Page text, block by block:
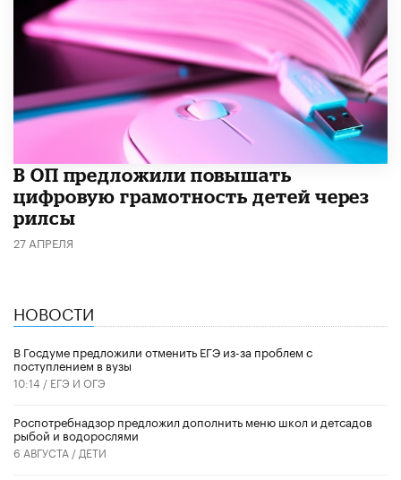
В ОП предложили повышать
цифровую грамотность детей через
рилсы
27 АПРЕЛЯ
НОВОСТИ
В Госдуме предложили отменить ЕГЭ из-за проблем с
поступлением в вузы
10:14 / ЕГЭ И ОГЭ
Роспотребнадзор предложил дополнить меню школ и детсадов
рыбой и водорослями
6 АВГУСТА / ДЕТИ